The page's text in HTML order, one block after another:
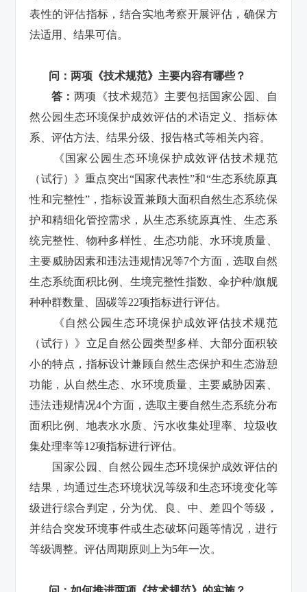
表性的评估指标，结合实地考察开展评估，确保方
法适用、结果可信。
问：两项《技术规范》主要内容有哪些？
答： 两项《技术规范》主要包括国家公园、自
然公园生态环境保护成效评估的术语定义、指标体
系、评估方法、结果分级、报告格式等相关内容。
《国家公园生态环境保护成效评估技术规范
（试行）》重点突出“国家代表性”和“生态系统原真
性和完整性”，指标设置兼顾大面积自然生态系统保
护和精细化管控需求，从生态系统原真性、生态系
统完整性、物种多样性、生态功能、水环境质量、
主要威胁因素和违法违规情况等7个方面，选取自然
生态系统面积比例、生境完整性指数、伞护种/旗舰
种种群数量、固碳等22项指标进行评估。
《自然公园生态环境保护成效评估技术规范
（试行）》立足自然公园类型多样、大部分面积较
小的特点，指标设计兼顾自然生态保护和生态游憩
功能，从自然生态、水环境质量、主要威胁因素、
违法违规情况4个方面，选取主要自然生态系统分布
面积比例、地表水水质、污水收集处理率、垃圾收
集处理率等12项指标进行评估。
国家公园、自然公园生态环境保护成效评估的
结果，均通过生态环境状况等级和生态环境变化等
级进行综合判定，分为优、良、中、差四个等级，
并结合突发环境事件或生态破坏问题等情况，进行
等级调整。评估周期原则上为5年一次。